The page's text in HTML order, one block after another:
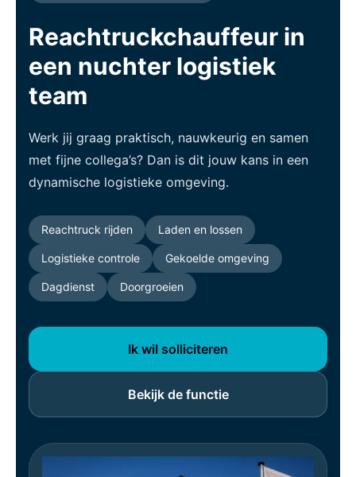
Reachtruckchauffeur in
een nuchter logistiek
team
Werk jij graag praktisch, nauwkeurig en samen
met fijne collega’s? Dan is dit jouw kans in een
dynamische logistieke omgeving.
Reachtruck rijden Laden en lossen
Logistieke controle Gekoelde omgeving
Dagdienst Doorgroeien
Ik wil solliciteren
Bekijk de functie